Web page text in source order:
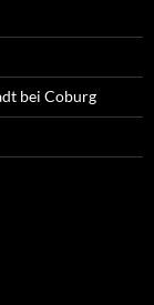
bei Coburg